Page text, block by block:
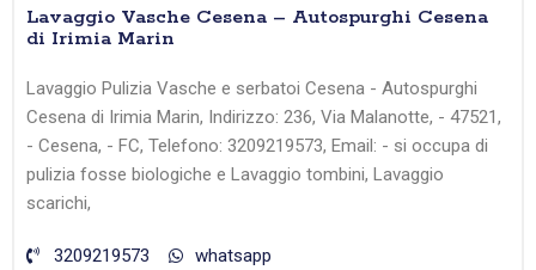
Lavaggio Vasche Cesena – Autospurghi Cesena
di Irimia Marin
Lavaggio Pulizia Vasche e serbatoi Cesena - Autospurghi
Cesena di Irimia Marin, Indirizzo: 236, Via Malanotte, - 47521,
- Cesena, - FC, Telefono: 3209219573, Email: - si occupa di
pulizia fosse biologiche e Lavaggio tombini, Lavaggio
scarichi,
3209219573
whatsapp